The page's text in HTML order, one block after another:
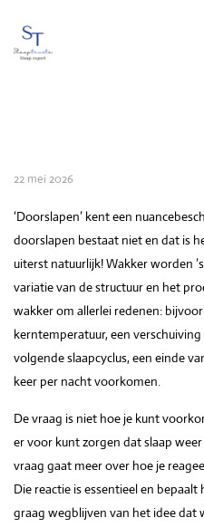
22 mei 2026
‘Doorslapen’ kent een
doorslapen bestaat niet en dat is
uiterst natuurlijk! Wakker worden
variatie van de structuur en het
wakker om allerlei redenen:
kerntemperatuur, een
volgende slaapcyclus, een einde
keer per nacht voorkomen.
De vraag is niet hoe je kunt
er voor kunt zorgen dat slaap
vraag gaat meer over hoe je
Die reactie is essentieel en
graag wegblijven van het idee dat